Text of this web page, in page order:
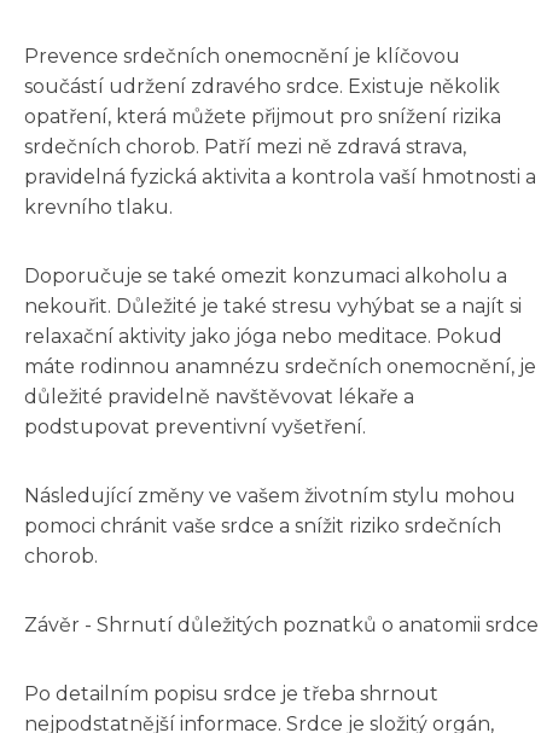
Prevence srdečních onemocnění je klíčovou
součástí udržení zdravého srdce. Existuje několik
opatření, která můžete přijmout pro snížení rizika
srdečních chorob. Patří mezi ně zdravá strava,
pravidelná fyzická aktivita a kontrola vaší hmotnosti a
krevního tlaku.
Doporučuje se také omezit konzumaci alkoholu a
nekouřit. Důležité je také stresu vyhýbat se a najít si
relaxační aktivity jako jóga nebo meditace. Pokud
máte rodinnou anamnézu srdečních onemocnění, je
důležité pravidelně navštěvovat lékaře a
podstupovat preventivní vyšetření.
Následující změny ve vašem životním stylu mohou
pomoci chránit vaše srdce a snížit riziko srdečních
chorob.
Závěr - Shrnutí důležitých poznatků o anatomii srdce
Po detailním popisu srdce je třeba shrnout
nejpodstatnější informace. Srdce je složitý orgán,